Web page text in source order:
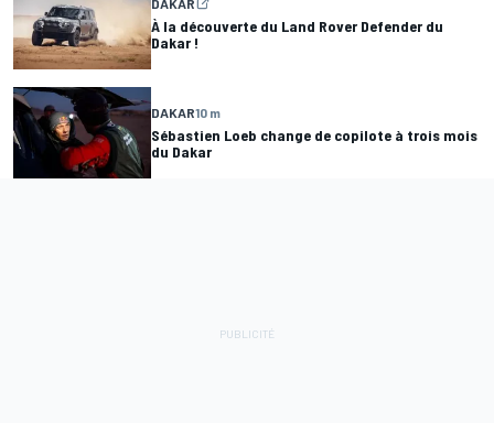
DAKAR
À la découverte du Land Rover Defender du
Dakar !
DAKAR10 m
Sébastien Loeb change de copilote à trois mois
du Dakar